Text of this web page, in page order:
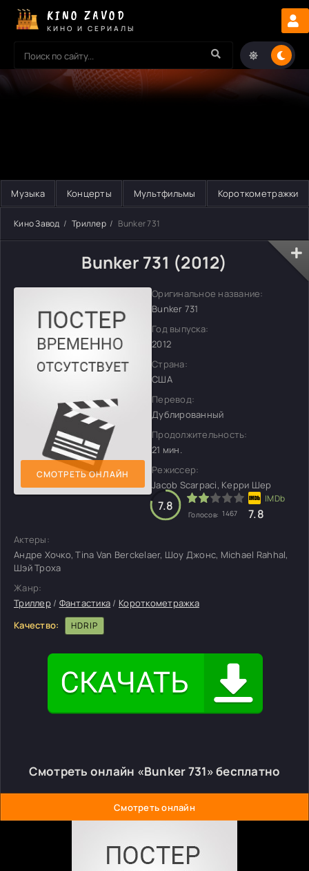
KINO ZAVOD
КИНО И СЕРИАЛЫ
Музыка Концерты Мультфильмы Короткометражки
Кино Завод Триллер Bunker 731
Bunker 731 (2012)
СМОТРЕТЬ ОНЛАЙН
Оригинальное название:
Bunker 731
Год выпуска:
2012
Страна:
США
Перевод:
Дублированный
Продолжительность:
21 мин.
Режиссер:
Jacob Scarpaci, Керри Шер
7.8
Голосов: 1467 7.8
Актеры:
Андре Хочко, Tina Van Berckelaer, Шоу Джонс, Michael Rahhal,
Шэй Троха
Жанр:
Триллер/ Фантастика / Короткометражка
Качество:
HDRIP
Смотреть онлайн «Bunker 731» бесплатно
Смотреть онлайн